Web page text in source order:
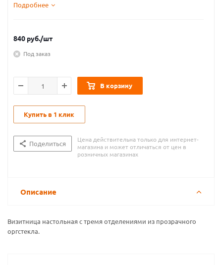
Подробнее
840 руб./шт
Под заказ
В корзину
Купить в 1 клик
Поделиться
Цена действительна только для интернет-
магазина и может отличаться от цен в
розничных магазинах
Описание
Визитница настольная с тремя отделениями из прозрачного
оргстекла.